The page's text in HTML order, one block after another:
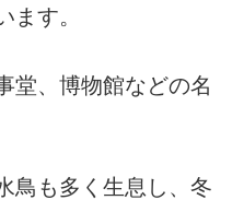
ます。
堂、博物館などの名
鳥も多く生息し、冬